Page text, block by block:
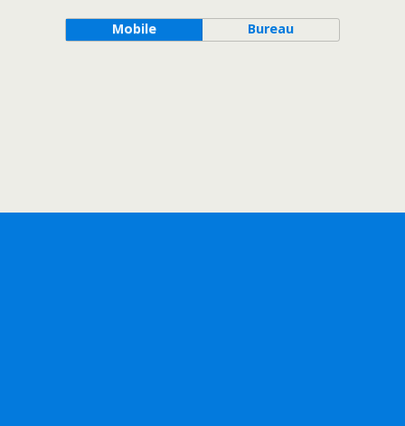
Mobile Bureau